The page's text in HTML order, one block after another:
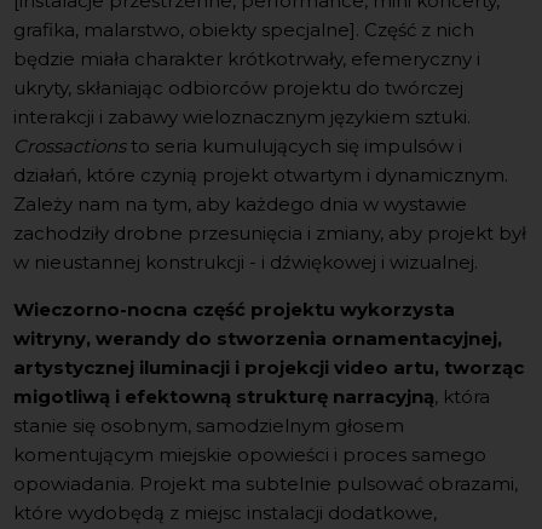
grafika, malarstwo, obiekty specjalne]. Część z nich
będzie miała charakter krótkotrwały, efemeryczny i
ukryty, skłaniając odbiorców projektu do twórczej
interakcji i zabawy wieloznacznym językiem sztuki.
Crossactionsto seria kumulujących się impulsów i
działań, które czynią projekt otwartym i dynamicznym.
Zależy nam na tym, aby każdego dnia w wystawie
zachodziły drobne przesunięcia i zmiany, aby projekt był
w nieustannej konstrukcji - i dźwiękowej i wizualnej.
Wieczorno-nocna część projektu wykorzysta
witryny, werandy do stworzenia ornamentacyjnej,
artystycznej iluminacji i projekcji video artu, tworząc
migotliwą i efektowną strukturę narracyjną, która
stanie się osobnym, samodzielnym głosem
komentującym miejskie opowieści i proces samego
opowiadania. Projekt ma subtelnie pulsować obrazami,
które wydobędą z miejsc instalacji dodatkowe,